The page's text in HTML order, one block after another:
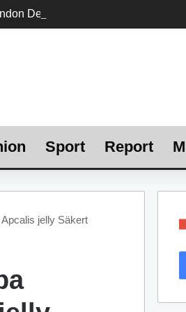
Sport Report
jelly Säkert